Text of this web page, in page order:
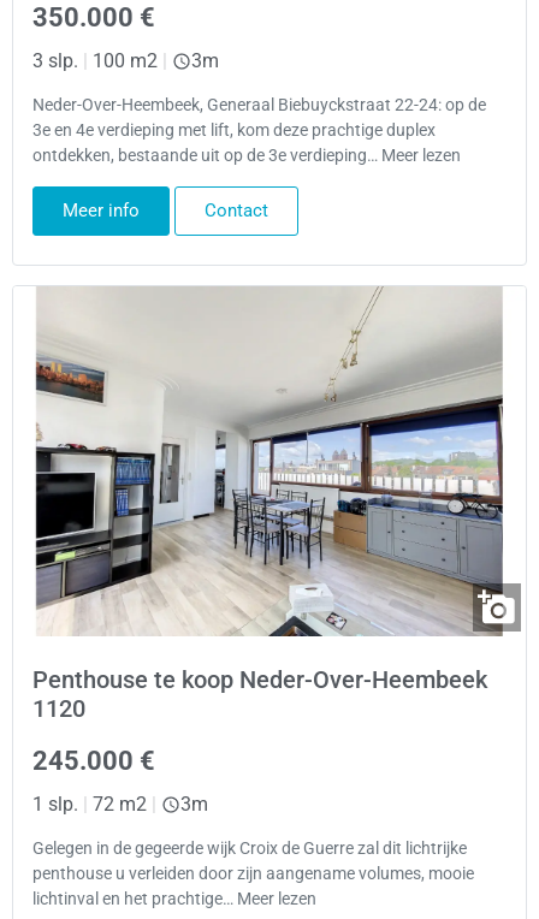
350.000 €
3 slp. | 100 m2 | 3m
Neder-Over-Heembeek, Generaal Biebuyckstraat 22-24: op de
3e en 4e verdieping met lift, kom deze prachtige duplex
ontdekken, bestaande uit op de 3e verdieping… Meer lezen
Meer info Contact
Penthouse te koop Neder-Over-Heembeek
1120
245.000 €
1 slp. | 72 m2 | 3m
Gelegen in de gegeerde wijk Croix de Guerre zal dit lichtrijke
penthouse u verleiden door zijn aangename volumes, mooie
lichtinval en het prachtige… Meer lezen